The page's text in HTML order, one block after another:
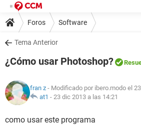
Foros Software
Tema Anterior
¿Cómo usar Photoshop?
fran z - Modificado por ibero.modo el
at1 - 23 dic 2013 a las 14:21
como usar este programa